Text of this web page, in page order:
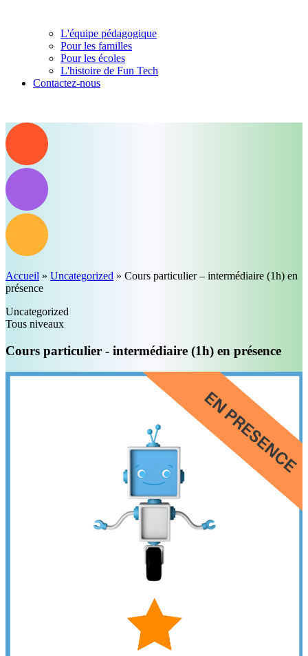
L'équipe pédagogique
Pour les familles
Pour les écoles
L'histoire de Fun Tech
Contactez-nous
Accueil » Uncategorized » Cours particulier – intermédiaire (1h) en
présence
Uncategorized
Tous niveaux
Cours particulier - intermédiaire (1h) en présence